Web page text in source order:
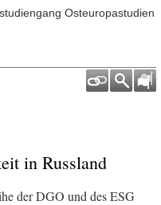
Osteuropastudien
in Russland
der DGO und des ESG